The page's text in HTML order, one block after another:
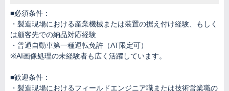
■必須条件：
・製造現場における産業機械または装置の据え付け経験、もしく
は顧客先での納品対応経験
・普通自動車第一種運転免許（AT限定可）
※AI画像処理の未経験者も広く活躍しています。
■歓迎条件：
・製造現場におけるフィールドエンジニア職または技術営業職の